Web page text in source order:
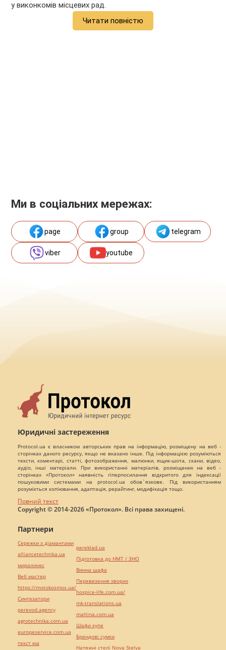
у виконкомів місцевих рад.
Читати повністю
Ми в соціальних мережах:
page group telegram
viber youtube
Юридичні застереження
Protocol.ua є власником авторських прав на інформацію, розміщену на веб -
сторінках даного ресурсу, якщо не вказано інше. Під інформацією розуміються
тексти, коментарі, статті, фотозображення, малюнки, ящик-шота, скани, відео,
аудіо, інші матеріали. При використанні матеріалів, розміщених на веб -
сторінках «Протокол» наявність гіперпосилання відкритого для індексації
пошуковими системами на protocol.ua обов`язкове. Під використанням
розуміється копіювання, адаптація, рерайтинг, модифікація тощо.
Повний текст
Copyright © 2014-2026 «Протокол». Всі права захищені.
Партнери
Сережки з діамантами
alliancetechnika.ua
миралинкс
Веб мастер
https://motokosmos.ua/
Синтезатори
perevod.agency
agrotechnika.com.ua
europeservice.com.ua
текст юа
pereklad.ua
Підготовка до НМТ / ЗНО
Винна шафа
Перевезення хворих
hospice-life.com.ua/
mk-translations.ua
maltina.com.ua
Шафи купе
Брендові сумки
Натяжні стелі Nova Stelya